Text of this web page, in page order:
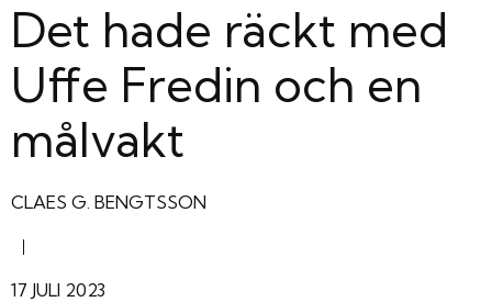
Det hade räckt med
Uffe Fredin och en
målvakt
CLAES G. BENGTSSON
|
17 JULI 2023